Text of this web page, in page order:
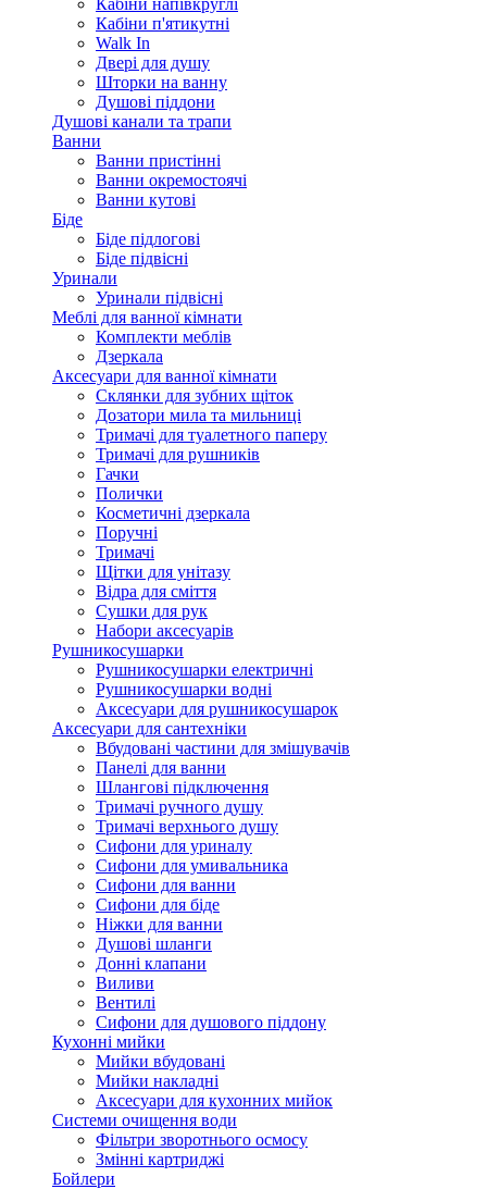
Кабіни напівкруглі
Кабіни п'ятикутні
Walk In
Двері для душу
Шторки на ванну
Душові піддони
Душові канали та трапи
Ванни
Ванни пристінні
Ванни окремостоячі
Ванни кутові
Біде
Біде підлогові
Біде підвісні
Уринали
Уринали підвісні
Меблі для ванної кімнати
Комплекти меблів
Дзеркала
Аксесуари для ванної кімнати
Склянки для зубних щіток
Дозатори мила та мильниці
Тримачі для туалетного паперу
Тримачі для рушників
Гачки
Полички
Косметичні дзеркала
Поручні
Тримачі
Щітки для унітазу
Відра для сміття
Сушки для рук
Набори аксесуарів
Рушникосушарки
Рушникосушарки електричні
Рушникосушарки водні
Аксесуари для рушникосушарок
Аксесуари для сантехніки
Вбудовані частини для змішувачів
Панелі для ванни
Шлангові підключення
Тримачі ручного душу
Тримачі верхнього душу
Сифони для уриналу
Сифони для умивальника
Сифони для ванни
Сифони для біде
Ніжки для ванни
Душові шланги
Донні клапани
Виливи
Вентилі
Сифони для душового піддону
Кухонні мийки
Мийки вбудовані
Мийки накладні
Аксесуари для кухонних мийок
Системи очищення води
Фільтри зворотнього осмосу
Змінні картриджі
Бойлери